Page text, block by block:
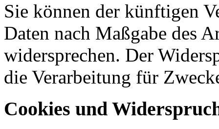
Sie können der künftigen
Daten nach Maßgabe des
widersprechen. Der
die Verarbeitung für
Cookies und